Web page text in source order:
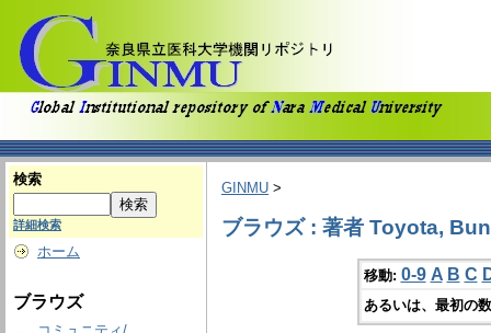
検索
詳細検索
ホーム
ブラウズ
GINMU >
ブラウズ : 著者 Toyota,
移動: 0-9 A B C
あるいは、最初の